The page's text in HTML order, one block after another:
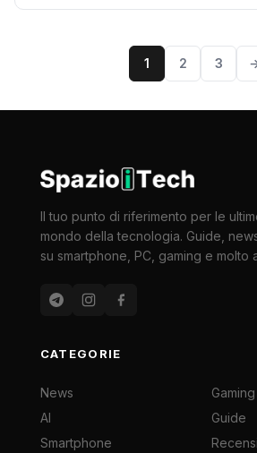
1 2 3
Il tuo punto di riferimento per le
mondo della tecnologia. Guide,
su smartphone, PC, gaming e molto
CATEGORIE
News
AI
Smartphone
Gaming
Guide